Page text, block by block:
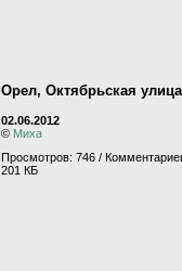
Орел, Октябрьская улица
02.06.2012
© Миха
Просмотров: 746 /
201 КБ